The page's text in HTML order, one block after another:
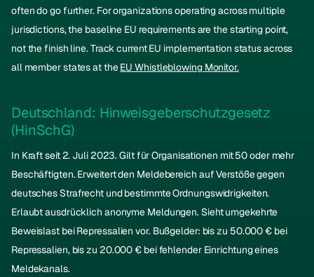
often do go further. For organizations operating across multiple
jurisdictions, the baseline EU requirements are the starting point,
not the finish line. Track current EU implementation status across
all member states at theEU Whistleblowing Monitor.
Deutschland: Hinweisgeberschutzgesetz
(HinSchG)
In Kraft seit 2. Juli 2023. Gilt für Organisationen mit 50 oder mehr
Beschäftigten. Erweitert den Meldebereich auf Verstöße gegen
deutsches Strafrecht und bestimmte Ordnungswidrigkeiten.
Erlaubt ausdrücklich anonyme Meldungen. Sieht umgekehrte
Beweislast bei Repressalien vor. Bußgelder: bis zu 50.000 € bei
Repressalien, bis zu 20.000 € bei fehlender Einrichtung eines
Meldekanals.